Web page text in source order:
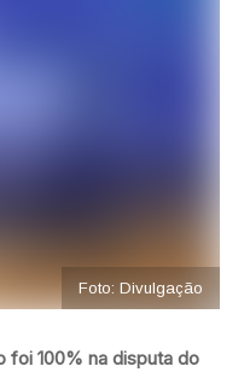
Foto: Divulgação
foi 100% na disputa do